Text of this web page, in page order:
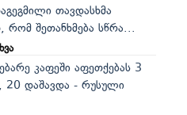
თავდასხმა
რომ შეთანხმება სწრა...
კაფეში აფეთქებას 3
20 დაშავდა - რუსული